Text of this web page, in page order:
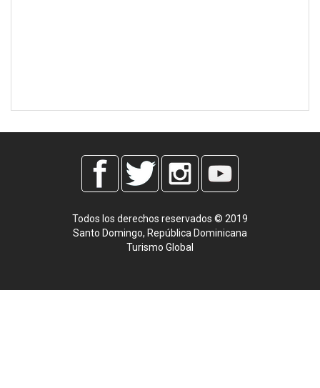
Todos los derechos reservados © 2019
Santo Domingo, República Dominicana
Turismo Global